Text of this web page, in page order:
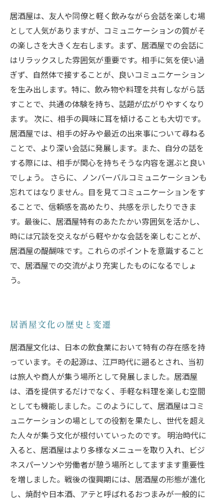
居酒屋は、友人や同僚と軽く飲みながら会話を楽しむ場
として人気がありますが、コミュニケーションの質がそ
の楽しさを大きく左右します。まず、居酒屋での会話に
はリラックスした雰囲気が重要です。相手に気を使い過
ぎず、自然体で接することが、良いコミュニケーション
を生み出します。特に、飲み物や料理を共有しながら話
すことで、共通の体験を持ち、話題が広がりやすくなり
ます。 次に、相手の興味に耳を傾けることも大切です。
居酒屋では、相手の好みや最近の出来事について尋ねる
ことで、より深い会話に発展します。また、自分の話を
する際には、相手が関心を持ちそうな内容を選ぶと良い
でしょう。 さらに、ノンバーバルコミュニケーションも
忘れてはなりません。目を見てコミュニケーションをす
ることで、信頼感を高めたり、共感を示したりできま
す。最後に、居酒屋特有のあたたかい雰囲気を活かし、
時には冗談を交えながら軽やかな会話を楽しむことが、
居酒屋の醍醐味です。これらのポイントを意識すること
で、居酒屋での交流がより充実したものになるでしょ
う。
居酒屋文化の歴史と変遷
居酒屋文化は、日本の飲食業において特有の存在感を持
っています。その起源は、江戸時代に遡るとされ、当初
は旅人や商人が集う場所として発展しました。居酒屋
は、酒を提供するだけでなく、手軽な料理を楽しむ空間
としても機能しました。このようにして、居酒屋はコミ
ュニケーションの場としての役割を果たし、世代を超え
た人々が集う文化が根付いていったのです。 明治時代に
入ると、居酒屋はより多様なメニューを取り入れ、ビジ
ネスパーソンや労働者が憩う場所としてますます重要性
を増しました。戦後の復興期には、居酒屋の形態が進化
し、焼酎や日本酒、アテと呼ばれるおつまみが一般的に